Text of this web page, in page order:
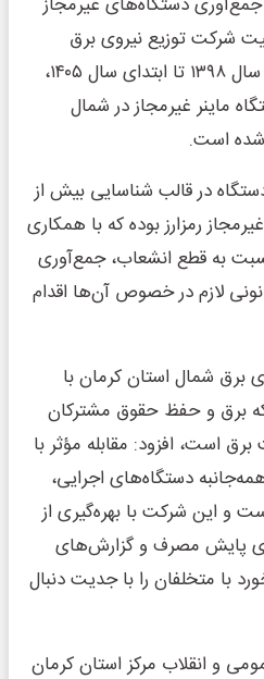
شرکت توزیع نیروی برق
شمال استان کرمان گفت: از سال ۱۳۹۸ تا ابتدای سال ۱۴۰۵،
۵ هزار و ۱۳۲ دستگاه ماینر غیرمجاز در شمال
است.
در قالب شناسایی بیش از
غیرمجاز رمزارز بوده که با همکاری
به قطع انشعاب، جمع‌آوری
لازم در خصوص آن‌ها اقدام
برق شمال استان کرمان با
برق و حفظ حقوق مشترکان
است، افزود: مقابله مؤثر با
دستگاه‌های اجرایی،
و این شرکت با بهره‌گیری از
پایش مصرف و گزارش‌های
با متخلفان را با جدیت دنبال
و انقلاب مرکز استان کرمان